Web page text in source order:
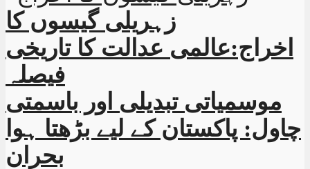
زہریلی گیسوں کا
اخراج:عالمی عدالت کا تاریخی
فیصلہ
موسمیاتی تبدیلی اور باسمتی
چاول: پاکستان کے لیے بڑھتا ہوا
بحران